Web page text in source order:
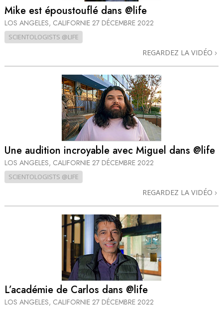
Mike est époustouflé dans @life
LOS ANGELES, CALIFORNIE 27 DÉCEMBRE 2022
SCIENTOLOGISTS @LIFE
REGARDEZ LA VIDÉO
Une audition incroyable avec Miguel dans @life
LOS ANGELES, CALIFORNIE 27 DÉCEMBRE 2022
SCIENTOLOGISTS @LIFE
REGARDEZ LA VIDÉO
L’académie de Carlos dans @life
LOS ANGELES, CALIFORNIE 27 DÉCEMBRE 2022